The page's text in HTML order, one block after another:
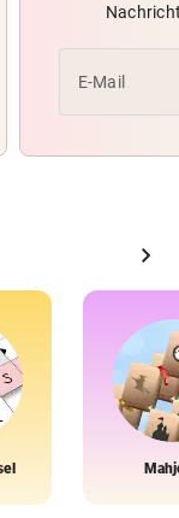
E-Mail
chevron_right